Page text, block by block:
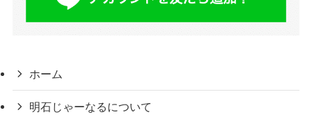
ホーム
明石じゃーなるについて